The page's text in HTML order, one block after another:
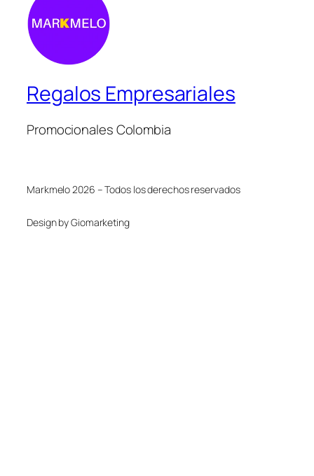
Regalos Empresariales
Promocionales Colombia
Markmelo 2026 – Todos los derechos reservados
Design by Giomarketing